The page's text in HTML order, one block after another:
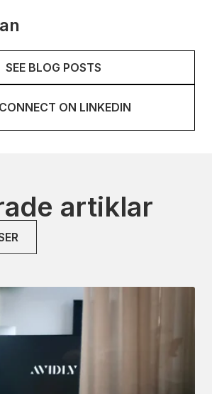
SEE BLOG POSTS
CONNECT ON LINKEDIN
artiklar